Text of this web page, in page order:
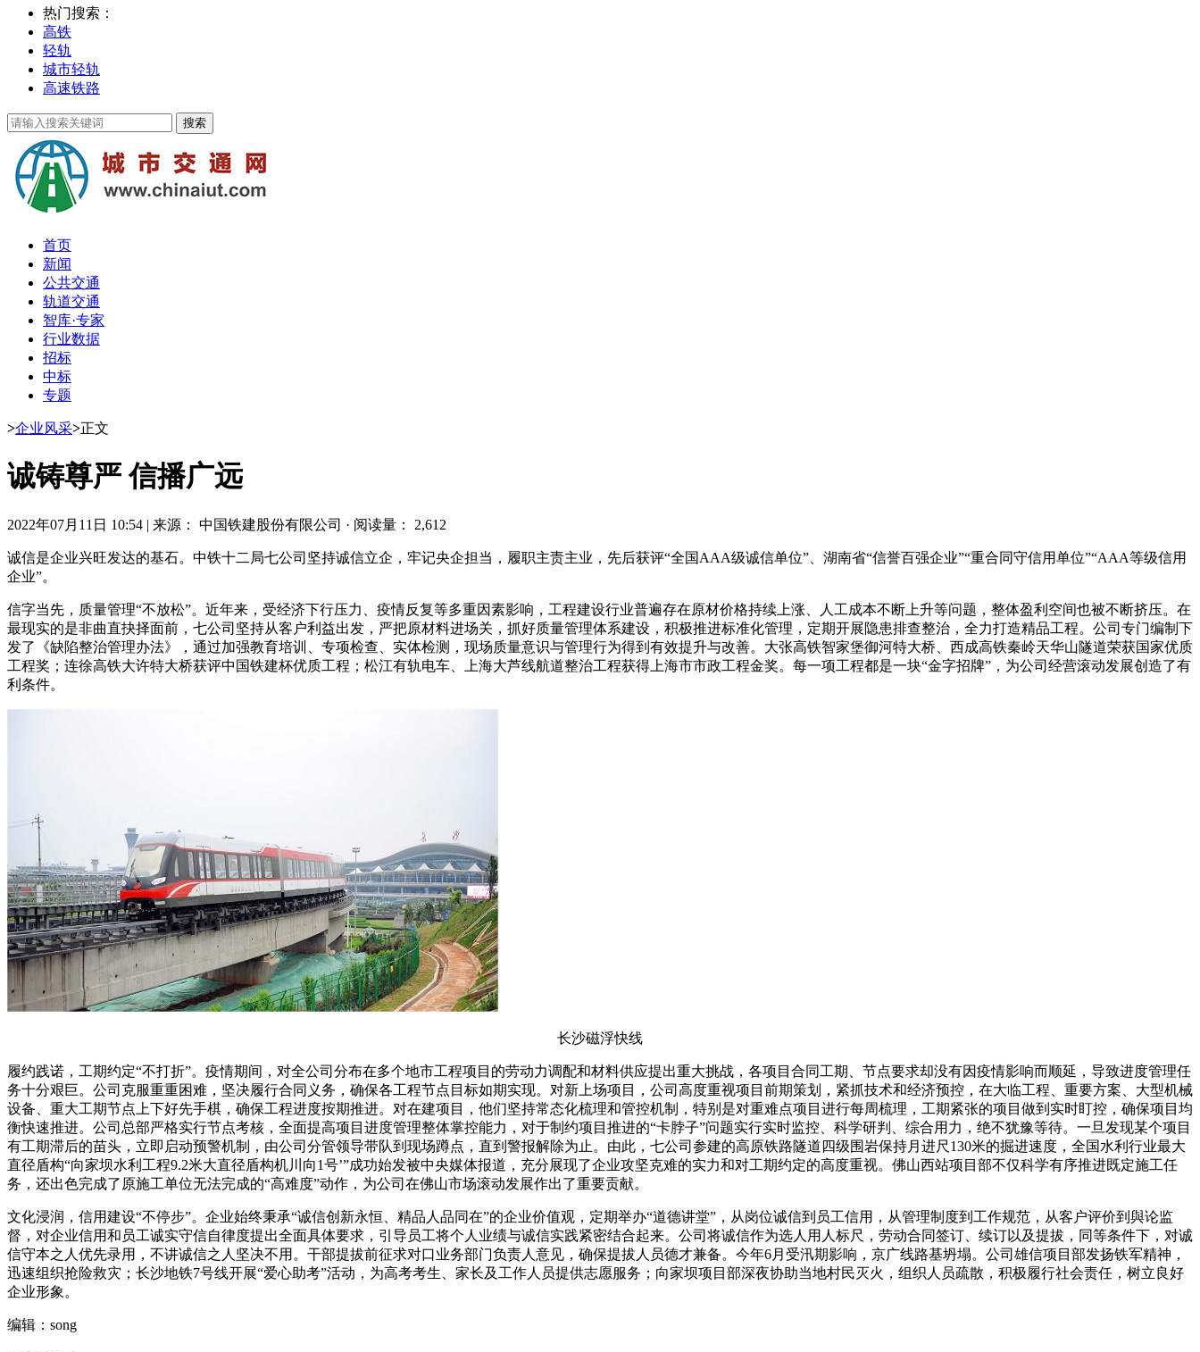
热门搜索：
高铁
轻轨
城市轻轨
高速铁路
首页
新闻
公共交通
轨道交通
智库·专家
行业数据
招标
中标
专题
>企业风采>正文
诚铸尊严 信播广远
2022年07月11日 10:54 | 来源： 中国铁建股份有限公司 · 阅读量： 2,612
诚信是企业兴旺发达的基石。中铁十二局七公司坚持诚信立企，牢记央企担当，履职主责主业，先后获评“全国AAA级诚信单位”、湖南省“信誉百强企业”“重合同守信用单位”“AAA等级信用
企业”。
信字当先，质量管理“不放松”。近年来，受经济下行压力、疫情反复等多重因素影响，工程建设行业普遍存在原材价格持续上涨、人工成本不断上升等问题，整体盈利空间也被不断挤压。在
最现实的是非曲直抉择面前，七公司坚持从客户利益出发，严把原材料进场关，抓好质量管理体系建设，积极推进标准化管理，定期开展隐患排查整治，全力打造精品工程。公司专门编制下
发了《缺陷整治管理办法》，通过加强教育培训、专项检查、实体检测，现场质量意识与管理行为得到有效提升与改善。大张高铁智家堡御河特大桥、西成高铁秦岭天华山隧道荣获国家优质
工程奖；连徐高铁大许特大桥获评中国铁建杯优质工程；松江有轨电车、上海大芦线航道整治工程获得上海市市政工程金奖。每一项工程都是一块“金字招牌”，为公司经营滚动发展创造了有
利条件。
长沙磁浮快线
履约践诺，工期约定“不打折”。疫情期间，对全公司分布在多个地市工程项目的劳动力调配和材料供应提出重大挑战，各项目合同工期、节点要求却没有因疫情影响而顺延，导致进度管理任
务十分艰巨。公司克服重重困难，坚决履行合同义务，确保各工程节点目标如期实现。对新上场项目，公司高度重视项目前期策划，紧抓技术和经济预控，在大临工程、重要方案、大型机械
设备、重大工期节点上下好先手棋，确保工程进度按期推进。对在建项目，他们坚持常态化梳理和管控机制，特别是对重难点项目进行每周梳理，工期紧张的项目做到实时盯控，确保项目均
衡快速推进。公司总部严格实行节点考核，全面提高项目进度管理整体掌控能力，对于制约项目推进的“卡脖子”问题实行实时监控、科学研判、综合用力，绝不犹豫等待。一旦发现某个项目
有工期滞后的苗头，立即启动预警机制，由公司分管领导带队到现场蹲点，直到警报解除为止。由此，七公司参建的高原铁路隧道四级围岩保持月进尺130米的掘进速度，全国水利行业最大
直径盾构“向家坝水利工程9.2米大直径盾构机川向1号’”成功始发被中央媒体报道，充分展现了企业攻坚克难的实力和对工期约定的高度重视。佛山西站项目部不仅科学有序推进既定施工任
务，还出色完成了原施工单位无法完成的“高难度”动作，为公司在佛山市场滚动发展作出了重要贡献。
文化浸润，信用建设“不停步”。企业始终秉承“诚信创新永恒、精品人品同在”的企业价值观，定期举办“道德讲堂”，从岗位诚信到员工信用，从管理制度到工作规范，从客户评价到與论监
督，对企业信用和员工诚实守信自律度提出全面具体要求，引导员工将个人业绩与诚信实践紧密结合起来。公司将诚信作为选人用人标尺，劳动合同签订、续订以及提拔，同等条件下，对诚
信守本之人优先录用，不讲诚信之人坚决不用。干部提拔前征求对口业务部门负责人意见，确保提拔人员德才兼备。今年6月受汛期影响，京广线路基坍塌。公司雄信项目部发扬铁军精神，
迅速组织抢险救灾；长沙地铁7号线开展“爱心助考”活动，为高考考生、家长及工作人员提供志愿服务；向家坝项目部深夜协助当地村民灭火，组织人员疏散，积极履行社会责任，树立良好
企业形象。
编辑：song